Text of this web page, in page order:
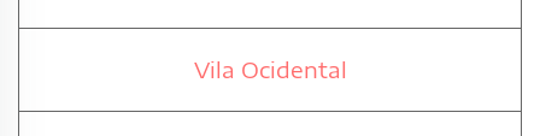
Vila Ocidental